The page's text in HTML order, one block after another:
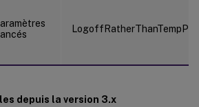
depuis la version 3.x